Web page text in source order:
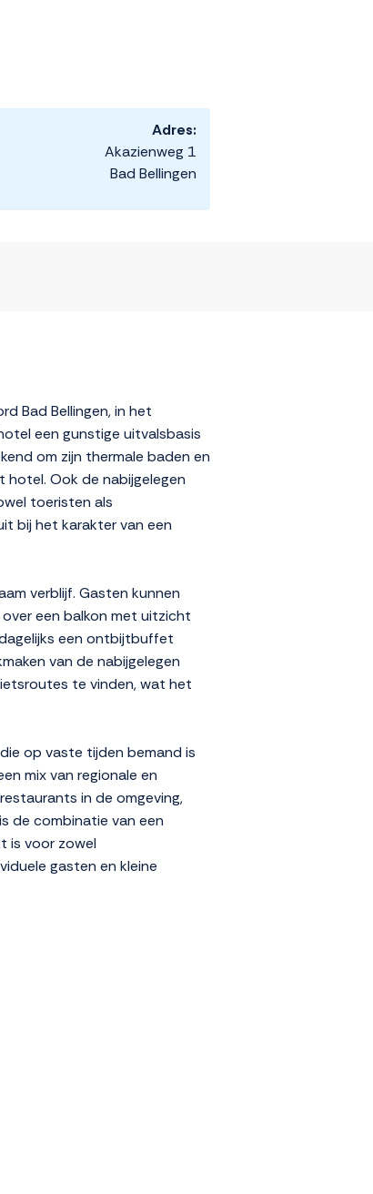
Adres:
Akazienweg 1
Bad Bellingen
Bad Bellingen, in het
een gunstige uitvalsbasis
om zijn thermale baden en
hotel. Ook de nabijgelegen
toeristen als
bij het karakter van een
verblijf. Gasten kunnen
over een balkon met uitzicht
een ontbijtbuffet
van de nabijgelegen
te vinden, wat het
op vaste tijden bemand is
mix van regionale en
in de omgeving,
de combinatie van een
is voor zowel
gasten en kleine